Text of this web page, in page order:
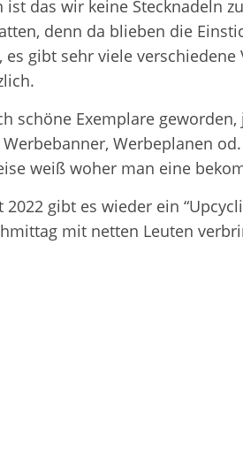
ist das wir keine Stecknadeln
denn da blieben die
es gibt sehr viele
schöne Exemplare
Werbeplanen
weiß woher man eine
2022 gibt es wieder ein
mit netten Leuten